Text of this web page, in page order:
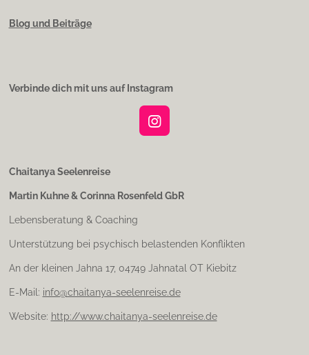
Blog und Beiträge
Verbinde dich mit uns auf Instagram
I
g
m
Chaitanya Seelenreise
Martin Kuhne & Corinna Rosenfeld GbR
Lebensberatung & Coaching
Unterstützung bei psychisch belastenden Konflikten
An der kleinen Jahna 17, 04749 Jahnatal OT Kiebitz
E-Mail: info@chaitanya-seelenreise.de
Website: http://www.chaitanya-seelenreise.de